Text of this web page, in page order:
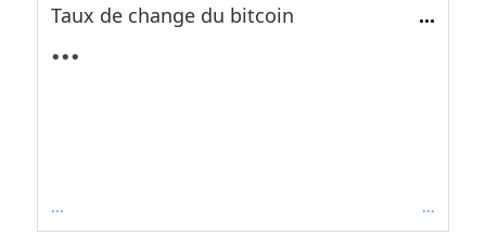
Taux de change du bitcoin ...
...
... ...